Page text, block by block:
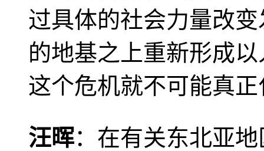
过具体的社会力量改
的地基之上重新形成
这个危机就不可能真
汪晖：在有关东北亚